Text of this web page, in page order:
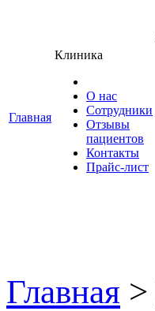
Главная
Клиника
О нас
Сотрудники
Отзывы
ациенто
Контакты
Прайс-лист
Главная >